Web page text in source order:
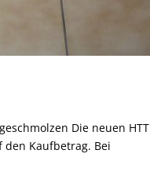
Die neuen HTT
den Kaufbetrag. Bei